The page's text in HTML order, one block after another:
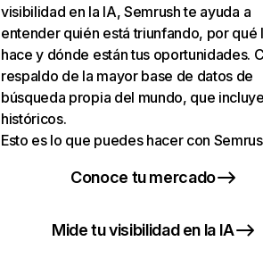
visibilidad en la IA, Semrush te ayuda a
entender quién está triunfando, por qué
hace y dónde están tus oportunidades.
respaldo de la mayor base de datos de
búsqueda propia del mundo, que
históricos.
Esto es lo que puedes hacer con
Conoce tu mercado
Mide tu visibilidad en la IA